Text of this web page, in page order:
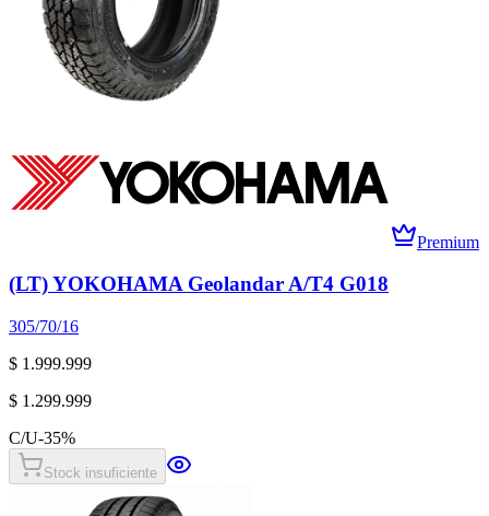
Premium
(LT) YOKOHAMA Geolandar A/T4 G018
305/70/16
$ 1.999.999
$ 1.299.999
C/U-35%
Stock insuficiente